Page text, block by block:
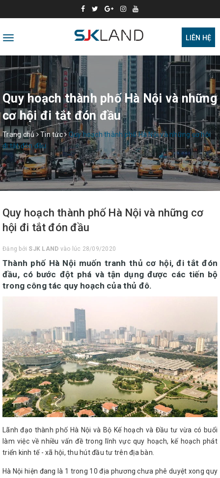
Toggle
LIÊN HỆ
Quy hoạch thành phố Hà Nội và những
cơ hội đi tắt đón đầu
Trang chủ Tin tức
Quy hoạch thành phố Hà Nội và những cơ hội
đi tắt đón đầu
Quy hoạch thành phố Hà Nội và những cơ
hội đi tắt đón đầu
Đăng bởi SJK LAND vào lúc 28/09/2020
Thành phố Hà Nội muốn tranh thủ cơ hội, đi tắt đón
đầu, có bước đột phá và tận dụng được các tiến bộ
trong công tác quy hoạch của thủ đô.
Lãnh đạo thành phố Hà Nội và Bộ Kế hoạch và Đầu tư vừa có buổi
làm việc về nhiều vấn đề trong lĩnh vực quy hoạch, kế hoạch phát
triển kinh tế - xã hội, thu hút đầu tư trên địa bàn.
Hà Nội hiện đang là 1 trong 10 địa phương chưa phê duyệt xong quy